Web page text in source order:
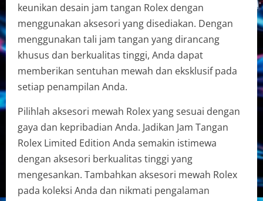
keunikan desain jam tangan Rolex dengan
menggunakan aksesori yang disediakan. Dengan
menggunakan tali jam tangan yang dirancang
khusus dan berkualitas tinggi, Anda dapat
memberikan sentuhan mewah dan eksklusif pada
setiap penampilan Anda.
Pilihlah aksesori mewah Rolex yang sesuai dengan
gaya dan kepribadian Anda. Jadikan Jam Tangan
Rolex Limited Edition Anda semakin istimewa
dengan aksesori berkualitas tinggi yang
mengesankan. Tambahkan aksesori mewah Rolex
pada koleksi Anda dan nikmati pengalaman